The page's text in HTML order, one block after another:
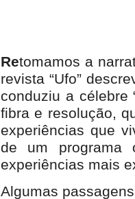
Retomamos a
revista “Ufo”
conduziu a célebre
fibra e resolução,
experiências que
de um programa
experiências mais
Algumas